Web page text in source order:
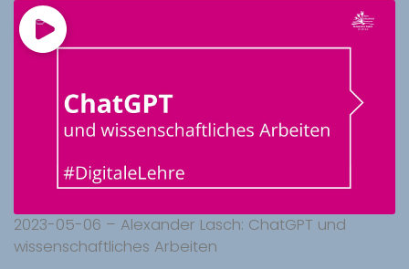
2023-05-06 – Alexander Lasch: ChatGPT und
wissenschaftliches Arbeiten